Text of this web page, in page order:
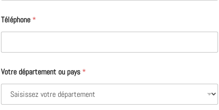
Téléphone *
Votre département ou pays *